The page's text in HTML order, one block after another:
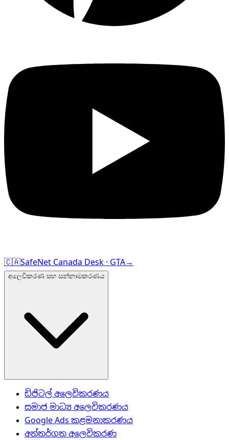
🇨🇦SafeNet Canada Desk · GTA→
අලෙවිකරණ සහ සන්නාමකරණය
ඩිජිටල් අලෙවිකරණය
සමාජ මාධ්‍ය අලෙවිකරණය
Google Ads කළමනාකරණය
අන්තර්ගත අලෙවිකරණ